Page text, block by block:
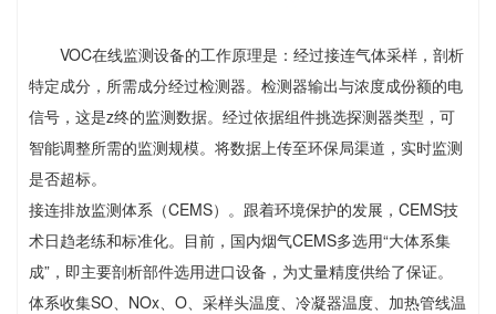
VOC在线监测设备的工作原理是：经过接连气体采样，剖析
特定成分，所需成分经过检测器。检测器输出与浓度成份额的电
信号，这是z终的监测数据。经过依据组件挑选探测器类型，可
智能调整所需的监测规模。将数据上传至环保局渠道，实时监测
是否超标。
接连排放监测体系（CEMS）。跟着环境保护的发展，CEMS技
术日趋老练和标准化。目前，国内烟气CEMS多选用“大体系集
成”，即主要剖析部件选用进口设备，为丈量精度供给了保证。
体系收集SO、NOx、O、采样头温度、冷凝器温度、加热管线温